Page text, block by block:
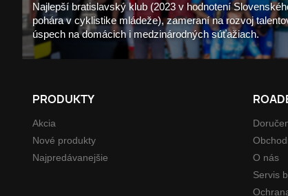
Najlepší bratislavský klub (2023 v hodnotení
pohára v cyklistike mládeže), zameraní na rozvoj
úspech na domácich i medzinárodných súťažiach.
PRODUKTY
Akcia
Nové produkty
Najpredávanejšie
O nás
Servis